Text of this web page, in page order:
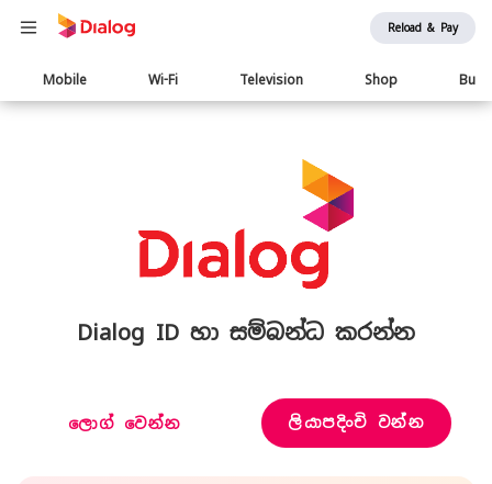
Reload & Pay
Main
navigation
Mobile Wi-Fi Television Shop
Dialog ID හා සම්බන්ධ කරන්න
ලොග් වෙන්න ලියාපදිංචි වන්න